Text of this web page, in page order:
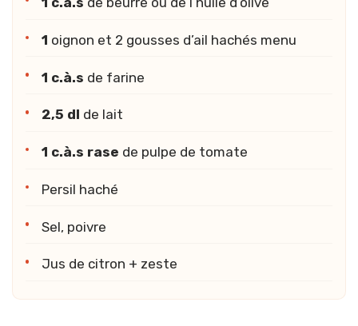
1 oignon et 2 gousses d’ail hachés menu
1 c.à.s de farine
2,5 dl de lait
1 c.à.s rase de pulpe de tomate
Persil haché
Sel, poivre
Jus de citron + zeste